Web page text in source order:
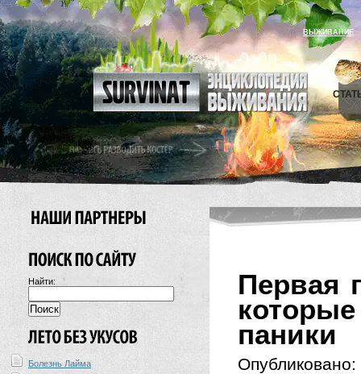
ВЫЖИВАНИЕ
Найти:
Болезнь Лайма
Первая
паники
Опубликовано: